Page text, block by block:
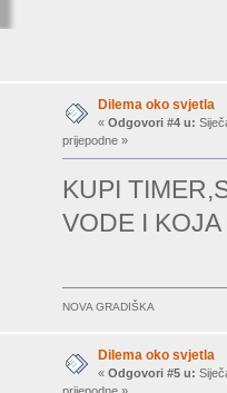
Dilema oko svjetla
« Odgovori #4 u:
prijepodne »
KUPI
VODE I
NOVA GRADIŠKA
Dilema oko svjetla
« Odgovori #5 u: